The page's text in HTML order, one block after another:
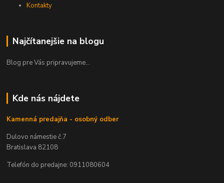
Kontakty
Najčítanejšie na blogu
Blog pre Vás pripravujeme...
Kde nás nájdete
Kamenná predajňa - osobný odber
Dulovo námestie č.7
Bratislava 82108
Telefón do predajne: 0911080604